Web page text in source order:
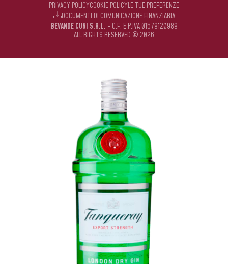
BEVANDE CUNI S.R.L. - C.F. E P.IVA 01579120989
ALL RIGHTS RESERVED © 2026
PRIVACY POLICYCOOKIE POLICYLE TUE PREFERENZE
DOCUMENTI DI COMUNICAZIONE FINANZIARIA